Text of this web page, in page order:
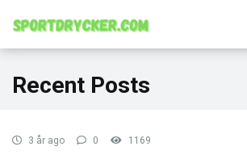
Recent Posts
3 år ago 0 1169